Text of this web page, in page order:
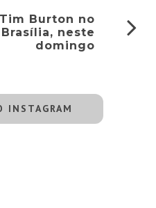
Burton no
Brasília, neste
domingo
INSTAGRAM